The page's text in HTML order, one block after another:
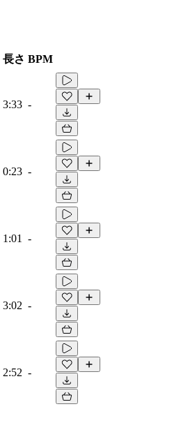
長さ BPM
3:33 -
0:23 -
1:01 -
3:02 -
2:52 -